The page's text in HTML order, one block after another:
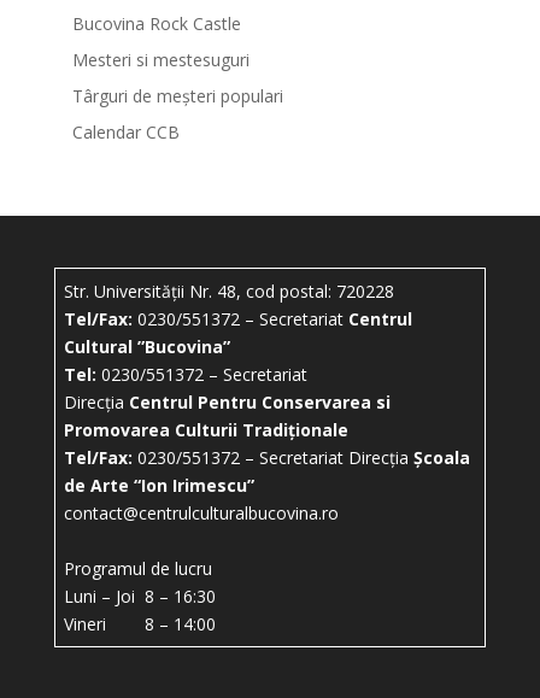
Bucovina Rock Castle
Mesteri si mestesuguri
Târguri de meșteri populari
Calendar CCB
Str. Universității Nr. 48, cod postal: 720228
Tel/Fax: 0230/551372 – Secretariat Centrul
Cultural ”Bucovina”
Tel: 0230/551372 – Secretariat
Direcția Centrul Pentru Conservarea si
Promovarea Culturii Tradiționale
Tel/Fax: 0230/551372 – Secretariat Direcția Școala
de Arte “Ion Irimescu”
contact@centrulculturalbucovina.ro
Programul de lucru
Luni – Joi 8 – 16:30
Vineri 8 – 14:00